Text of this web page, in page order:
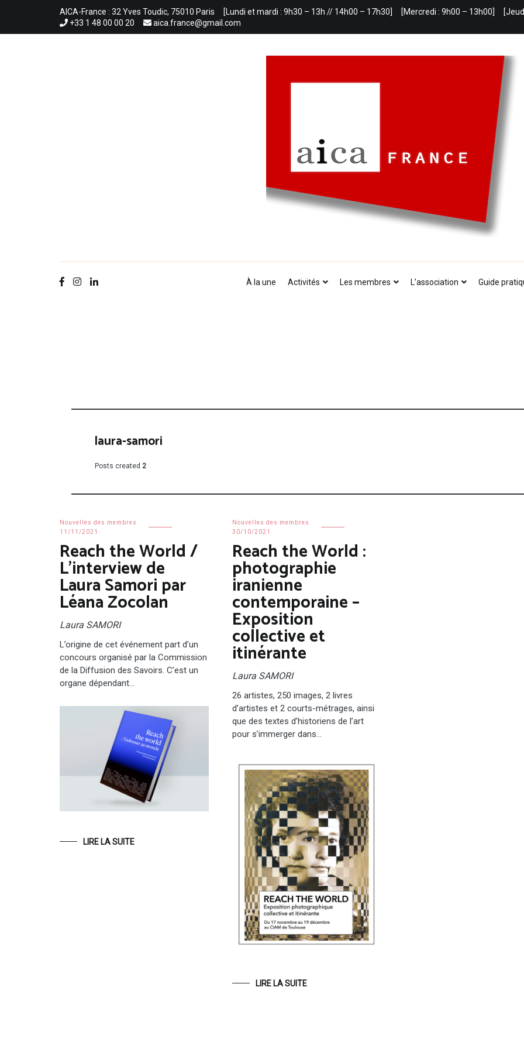
AICA-France : 32 Yves Toudic, 75010 Paris [Lundi et mardi : 9h30 – 13h // 14h00 – 17h30] [Mercredi : 9h00 – 13h00]
+33 1 48 00 00 20
aica.france@gmail.com
À la une Activités Les membres L’association Guide
laura-samori
Posts created 2
Nouvelles des membres
11/11/2021
Reach the World /
L’interview de
Laura Samori par
Léana Zocolan
Laura SAMORI
L’origine de cet événement part d’un
concours organisé par la Commission
de la Diffusion des Savoirs. C’est un
organe dépendant…
LIRE LA SUITE
Nouvelles des membres
30/10/2021
Reach the World :
photographie
iranienne
contemporaine –
Exposition
collective et
itinérante
Laura SAMORI
26 artistes, 250 images, 2 livres
d’artistes et 2 courts-métrages, ainsi
que des textes d’historiens de l’art
pour s’immerger dans…
LIRE LA SUITE